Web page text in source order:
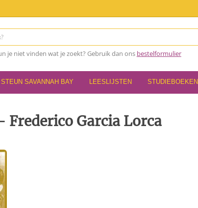
je niet vinden wat je zoekt? Gebruik dan ons bestelformulier
STEUN SAVANNAH BAY LEESLIJSTEN STUDIEBOEKEN
Garcia Lorca